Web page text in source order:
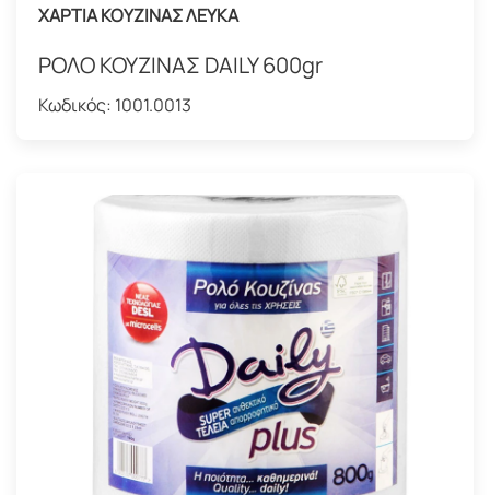
ΧΑΡΤΙΑ ΚΟΥΖΙΝΑΣ ΛΕΥΚΑ
ΡΟΛΟ ΚΟΥΖΙΝΑΣ DAILY 600gr
Κωδικός: 1001.0013